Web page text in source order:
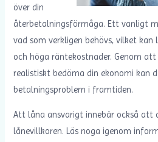
över din
återbetalningsförmåga. Ett vanligt
vad som verkligen behövs, vilket
och höga räntekostnader. Genom
realistiskt bedöma din ekonomi kan
betalningsproblem i framtiden.
Att låna ansvarigt innebär också att
lånevillkoren. Läs noga igenom